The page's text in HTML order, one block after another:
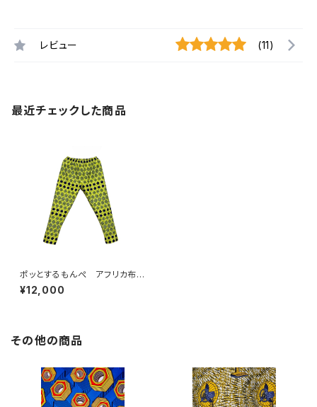
レビュー (11)
最近チェックした商品
ポッとするもんぺ アフリカ布
No.109
¥12,000
その他の商品